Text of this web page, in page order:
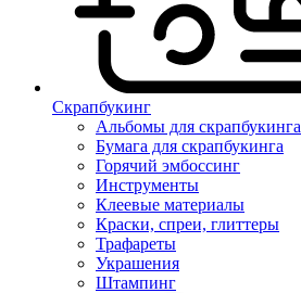
Скрапбукинг
Альбомы для скрапбукинга
Бумага для скрапбукинга
Горячий эмбоссинг
Инструменты
Клеевые материалы
Краски, спреи, глиттеры
Трафареты
Украшения
Штампинг